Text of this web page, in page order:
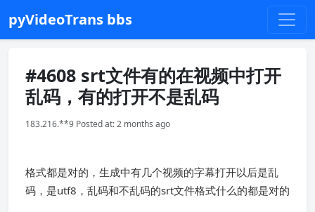
pyVideoTrans bbs
#4608 srt文件有的在视频中打开
乱码，有的打开不是乱码
183.216.**9 Posted at: 2 months ago
格式都是对的，生成中有几个视频的字幕打开以后是乱
码，是utf8，乱码和不乱码的srt文件格式什么的都是对的